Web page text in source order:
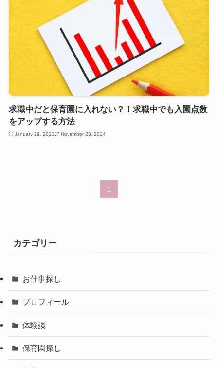
求職中だと保育園に入れない？！求職中でも入園点数
をアップする方法
January 29, 2023 November 23, 2024
1
カテゴリー
お仕事探し
プロフィール
体験談
保育園探し